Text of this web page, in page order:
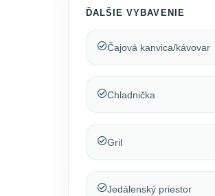
ĎALŠIE VYBAVENIE
Čajová kanvica/kávovar
Chladnička
Gril
Jedálenský priestor